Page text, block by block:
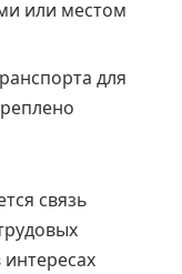
или местом
для
связь